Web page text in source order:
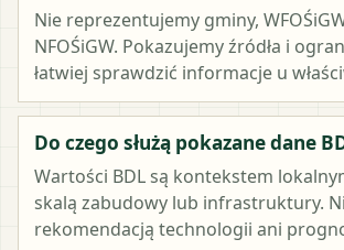
Nie reprezentujemy gminy,
NFOŚiGW. Pokazujemy źródła i
łatwiej sprawdzić informacje u
Do czego służą pokazane dane
Wartości BDL są kontekstem
skalą zabudowy lub infrastruktury.
rekomendacją technologii ani